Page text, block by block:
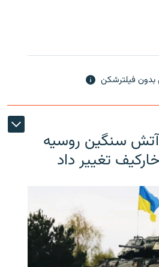
فیلترشکن
آتش سنگین روسیه
تغییر داد